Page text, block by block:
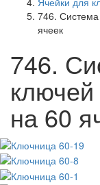
746.
ячеек
746.
на 60